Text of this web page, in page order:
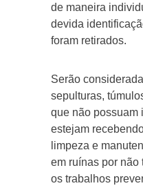
de maneira
devida
foram retirados.
Serão
sepulturas,
que não possuam
estejam
limpeza e
em ruínas por não
os trabalhos